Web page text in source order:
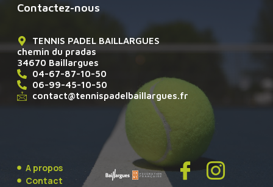
Contactez-nous
TENNIS PADEL BAILLARGUES
chemin du pradas
34670 Baillargues
04-67-87-10-50
06-99-45-10-50
contact@tennispadelbaillargues.fr
A propos
Contact